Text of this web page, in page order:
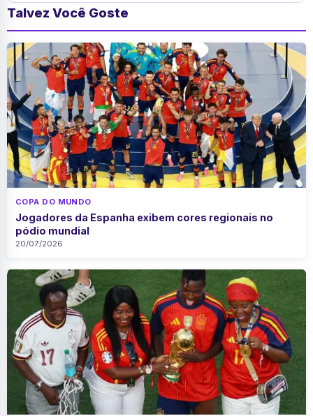
Talvez Você Goste
COPA DO MUNDO
Jogadores da Espanha exibem cores regionais no
pódio mundial
20/07/2026